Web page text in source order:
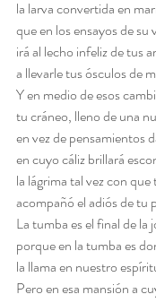
la larva convertida en
que en los ensayos de su
irá al lecho infeliz de tus
a llevarle tus ósculos de
Y en medio de esos
tu cráneo, lleno de una
en vez de pensamientos
en cuyo cáliz brillará
la lágrima tal vez con que
acompañó el adiós de tu
La tumba es el final de la
porque en la tumba es
la llama en nuestro
Pero en esa mansión a